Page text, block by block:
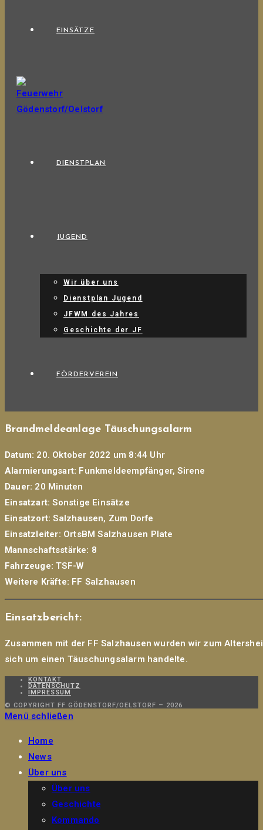
EINSÄTZE
DIENSTPLAN
JUGEND
Wir über uns
Dienstplan Jugend
JFWM des Jahres
Geschichte der JF
FÖRDERVEREIN
Brandmeldeanlage Täuschungsalarm
Datum: 20. Oktober 2022 um 8:44 Uhr
Alarmierungsart: Funkmeldeempfänger, Sirene
Dauer: 20 Minuten
Einsatzart: Sonstige Einsätze
Einsatzort: Salzhausen, Zum Dorfe
Einsatzleiter: OrtsBM Salzhausen Plate
Mannschaftsstärke: 8
Fahrzeuge: TSF-W
Weitere Kräfte: FF Salzhausen
Einsatzbericht:
Zusammen mit der FF Salzhausen wurden wir zum
sich um einen Täuschungsalarm handelte.
KONTAKT
DATENSCHUTZ
IMPRESSUM
© COPYRIGHT FF GÖDENSTORF/OELSTORF – 2026
Menü schließen
Home
News
Über uns
Über uns
Geschichte
Kommando